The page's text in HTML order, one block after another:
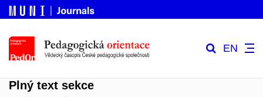
EN
Plný text sekce